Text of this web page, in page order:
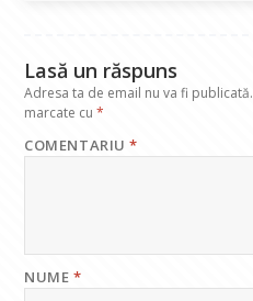
Lasă un răspuns
Adresa ta de email nu va fi publicată.
marcate cu*
COMENTARIU*
NUME*